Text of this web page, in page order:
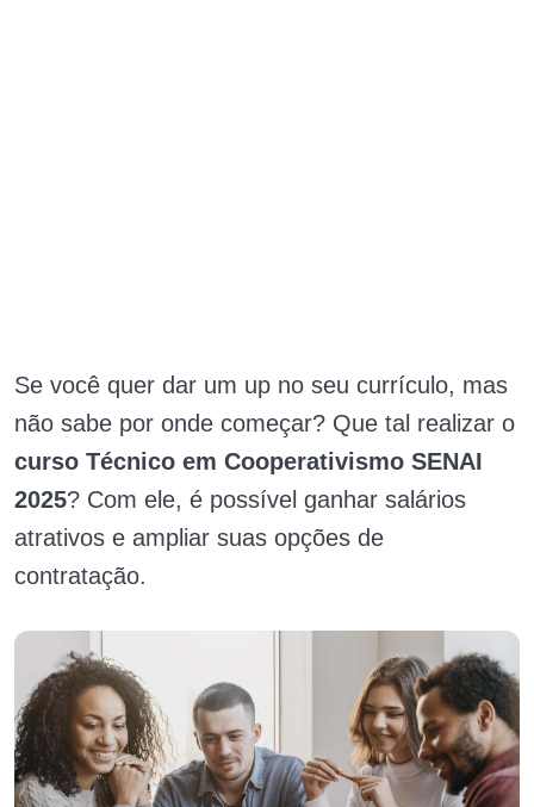
Se você quer dar um up no seu currículo, mas
não sabe por onde começar? Que tal realizar o
curso Técnico em Cooperativismo SENAI
2025? Com ele, é possível ganhar salários
atrativos e ampliar suas opções de
contratação.